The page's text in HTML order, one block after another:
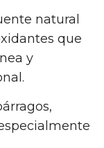
natural
que
y